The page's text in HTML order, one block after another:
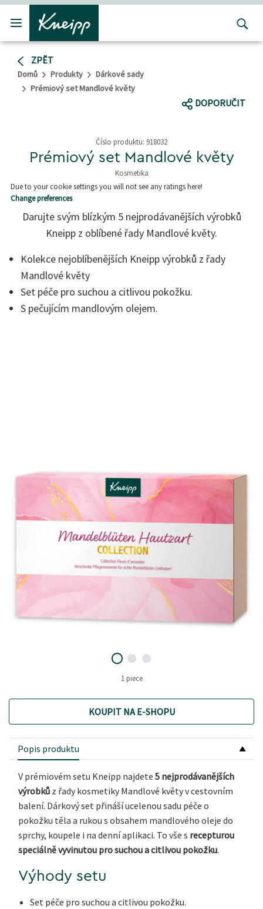
Přejít na hlavní obsah
Přejít na obsah patičky
ZPĚT
Domů Produkty
Dárkové sady
Prémiový set Mandlové květy
DOPORUČIT
Číslo produktu: 918032
Prémiový set Mandlové květy
Kosmetika
5 z 5 hvězd
Due to your cookie settings you will not see any ratings here!
Change preferences
Darujte svým blízkým 5 nejprodávanějších výrobků
Kneipp z oblíbené řady Mandlové květy.
Kolekce nejoblíbenějších Kneipp výrobků z řady
Mandlové květy
Set péče pro suchou a citlivou pokožku.
S pečujícím mandlovým olejem.
1 piece
KOUPIT NA E-SHOPU
Popis produktu
V prémiovém setu Kneipp najdete 5 nejprodávanějších
výrobků z řady kosmetiky Mandlové květy v cestovním
balení. Dárkový set přináší ucelenou sadu péče o
pokožku těla a rukou s obsahem mandlového oleje do
sprchy, koupele i na denní aplikaci. To vše s recepturou
speciálně vyvinutou pro suchou a citlivou pokožku.
Výhody setu
Set péče pro suchou a citlivou pokožku.